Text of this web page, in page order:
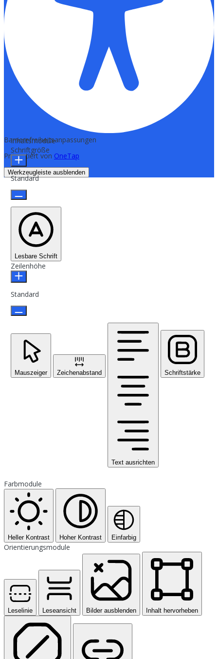
Barrierefreiheitsanpassungen
Präsentiert von OneTap
Werkzeugleiste ausblenden
Inhaltsmodule
Schriftgröße
Standard
Lesbare Schrift
Zeilenhöhe
Standard
Mauszeiger Zeichenabstand
Text ausrichten
Schriftstärke
Farbmodule
Heller Kontrast Hoher Kontrast Einfarbig
Orientierungsmodule
Leselinie Leseansicht Bilder ausblenden Inhalt hervorheben